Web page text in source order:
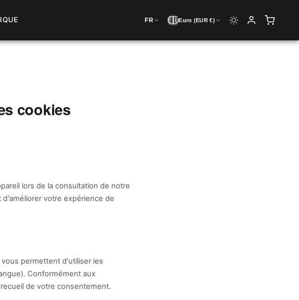
FR 🇪🇺Euro (EUR €)
cookies
lors de la consultation de notre
votre expérience de
permettent d'utiliser les
Conformément aux
de votre consentement.